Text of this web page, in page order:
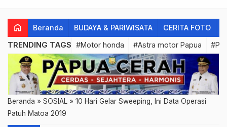
home Beranda BUDAYA & PARIWISATA CERITA FOTO
TRENDING TAGS #Motor honda #Astra motor Papua
Beranda » SOSIAL » 10 Hari Gelar Sweeping, Ini Data Operasi
Patuh Matoa 2019